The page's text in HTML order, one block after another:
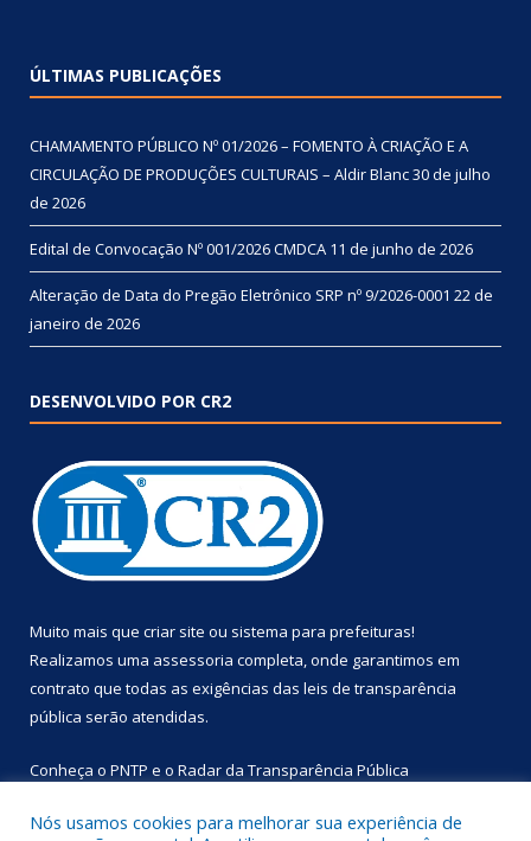
ÚLTIMAS PUBLICAÇÕES
CHAMAMENTO PÚBLICO Nº 01/2026 – FOMENTO À CRIAÇÃO E A
CIRCULAÇÃO DE PRODUÇÕES CULTURAIS – Aldir Blanc30 de julho
de 2026
Edital de Convocação Nº 001/2026 CMDCA 11 de junho de 2026
Alteração de Data do Pregão Eletrônico SRP nº 9/2026-0001 22 de
janeiro de 2026
DESENVOLVIDO POR CR2
Muito mais que criar site ou sistema para prefeituras!
Realizamos uma assessoria completa, onde garantimos em
contrato que todas as exigências das leis de transparência
pública serão atendidas.
Conheça o PNTP e o Radar da Transparência Pública
Nós usamos cookies para melhorar sua experiência de